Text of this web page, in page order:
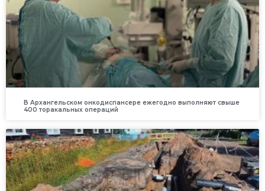
В Архангельском онкодиспансере ежегодно выполняют свыше
400 торакальных операций